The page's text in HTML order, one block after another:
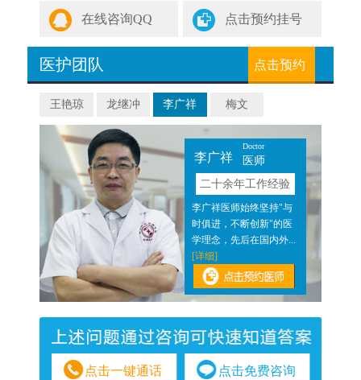
在线咨询QQ 点击预约挂号
医护团队 点击预约
王艳琼 龙继冲 李广祥 梅文
李广祥
Doctor
医师
二十余年工作经验
李广祥医师始终坚持"与
时俱进，不断创新"的医
学理念，先后在国内外...
[详细]
点击一键通话 点击免费咨询